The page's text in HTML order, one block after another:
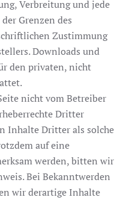
Verbreitung und jede
Grenzen des
Zustimmung
Downloads und
den privaten, nicht
nicht vom Betreiber
Dritter
Inhalte Dritter als solche
auf eine
werden, bitten wir
Bei Bekanntwerden
wir derartige Inhalte